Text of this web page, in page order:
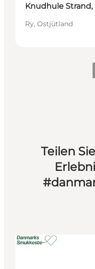
Knudhule Strand,
Ry, Ostjütland
Teilen